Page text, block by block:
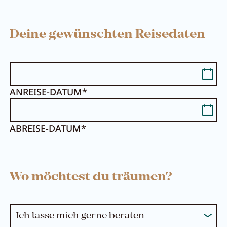
Deine gewünschten Reisedaten
ANREISE-DATUM*
ABREISE-DATUM*
Wo möchtest du träumen?